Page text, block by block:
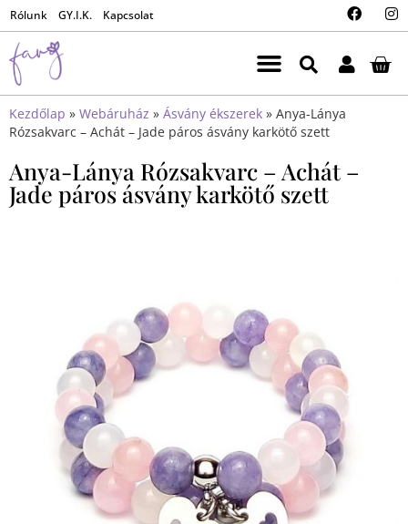
Rólunk GY.I.K. Kapcsolat
Kezdőlap » Webáruház » Ásvány ékszerek » Anya-Lánya
Rózsakvarc – Achát – Jade páros ásvány karkötő szett
Anya-Lánya Rózsakvarc – Achát –
Jade páros ásvány karkötő szett